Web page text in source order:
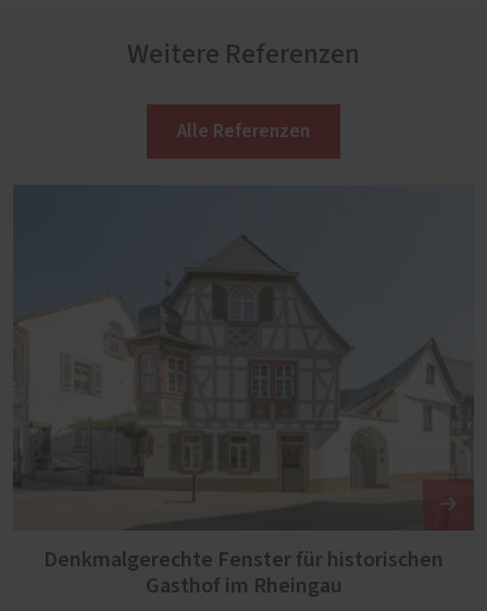
Weitere Referenzen
Alle Referenzen
Denkmalgerechte Fenster für historischen
Gasthof im Rheingau